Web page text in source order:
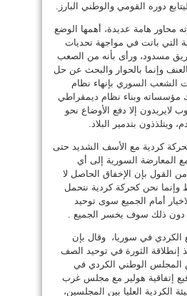
دوره القومي والوطني البارز.
محاور هامة عديدة، أهمها الوضع
التي باتت في مواجهة تحديات
مسدود، ورأى بأنه من الصعب
وإنما بالحوار والبحث عن حل
السوري بإنهاء نظام
مؤسساته وبناء نظام ديمقراطي
لايريدون إلا دفع الأوضاع نحو
ويتلذذون بتدمير البلاد.
كردية مع الأسف الشديد حتى
المعارضة السورية إلى أي
من القول بإن الإخفاق الحاصل لا
وإنما نحن كحركة كردية نتحمل
أمام الجميع سوى توحيد
دون ذلك سوف يخسر الجميع .
الكردي في سوريا، وقال بإن
إنطلاقة الثورة في توحيد الصف
المجلس الوطني الكردي في
إتفاقية هولير مع مجلس غرب
الكردية العليا بين المجلسين،